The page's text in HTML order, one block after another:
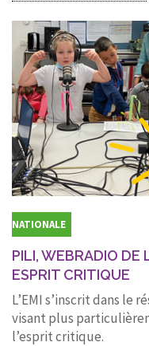
NATIONALE
PILI, WEBRADIO DE
ESPRIT CRITIQUE
L’EMI s’inscrit dans le
visant plus
l’esprit critique.